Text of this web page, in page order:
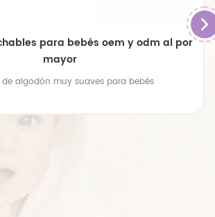
para bebés oem y odm al por
mayor
algodón muy suaves para bebés